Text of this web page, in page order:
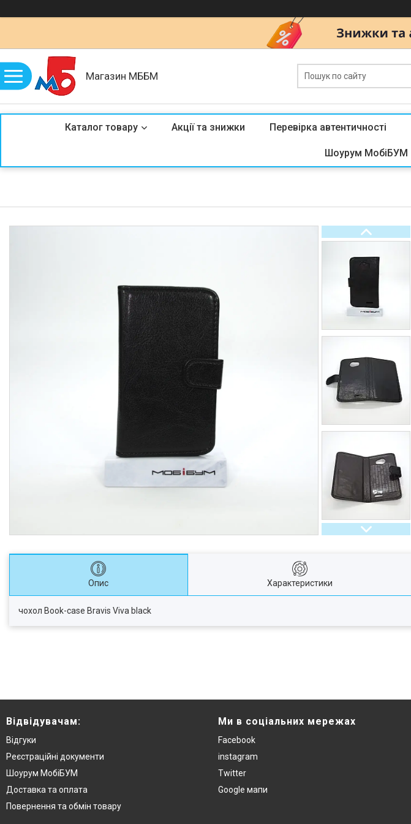
Магазин МББМ
Каталог товару Акції та знижки Перевірка автентичності
Шоурум МобіБУМ
Опис Характеристики
чохол Book-case Bravis Viva black
Відвідувачам:
Відгуки
Реєстраційні документи
Шоурум МобіБУМ
Доставка та оплата
Повернення та обмін товару
Ми в соціальних мережах
Facebook
instagram
Twitter
Google мапи